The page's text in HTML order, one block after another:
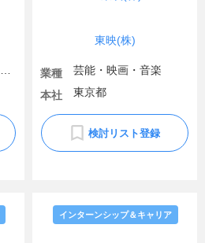
東映(株)
業種
芸能・映画・音楽
本社
東京都
検討リスト登録
インターンシップ＆キャリア